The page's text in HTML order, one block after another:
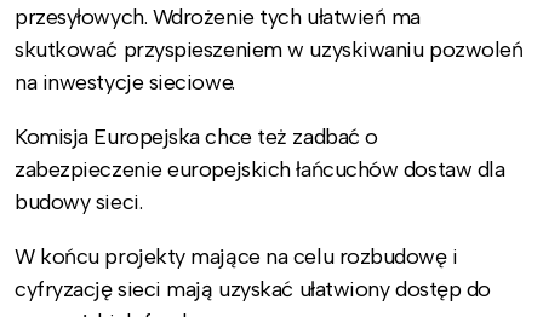
przesyłowych. Wdrożenie tych ułatwień ma
skutkować przyspieszeniem w uzyskiwaniu pozwoleń
na inwestycje sieciowe.
Komisja Europejska chce też zadbać o
zabezpieczenie europejskich łańcuchów dostaw dla
budowy sieci.
W końcu projekty mające na celu rozbudowę i
cyfryzację sieci mają uzyskać ułatwiony dostęp do